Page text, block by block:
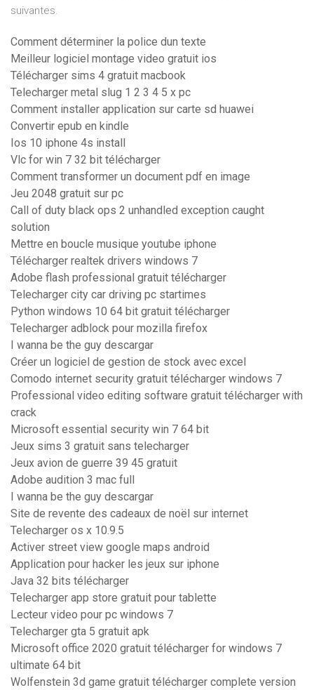
suivantes.
Comment déterminer la police dun texte
Meilleur logiciel montage video gratuit ios
Télécharger sims 4 gratuit macbook
Telecharger metal slug 1 2 3 4 5 x pc
Comment installer application sur carte sd huawei
Convertir epub en kindle
Ios 10 iphone 4s install
Vlc for win 7 32 bit télécharger
Comment transformer un document pdf en image
Jeu 2048 gratuit sur pc
Call of duty black ops 2 unhandled exception caught
solution
Mettre en boucle musique youtube iphone
Télécharger realtek drivers windows 7
Adobe flash professional gratuit télécharger
Telecharger city car driving pc startimes
Python windows 10 64 bit gratuit télécharger
Telecharger adblock pour mozilla firefox
I wanna be the guy descargar
Créer un logiciel de gestion de stock avec excel
Comodo internet security gratuit télécharger windows 7
Professional video editing software gratuit télécharger with
crack
Microsoft essential security win 7 64 bit
Jeux sims 3 gratuit sans telecharger
Jeux avion de guerre 39 45 gratuit
Adobe audition 3 mac full
I wanna be the guy descargar
Site de revente des cadeaux de noël sur internet
Telecharger os x 10.9.5
Activer street view google maps android
Application pour hacker les jeux sur iphone
Java 32 bits télécharger
Telecharger app store gratuit pour tablette
Lecteur video pour pc windows 7
Telecharger gta 5 gratuit apk
Microsoft office 2020 gratuit télécharger for windows 7
ultimate 64 bit
Wolfenstein 3d game gratuit télécharger complete version